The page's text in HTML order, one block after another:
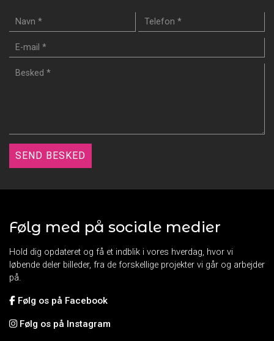
Følg med på sociale medier
Hold dig opdateret og få et indblik i vores hverdag, hvor vi
løbende deler billeder, fra de forskellige projekter vi går og arbejder
på.
Følg os på Facebook
Følg os på Instagram